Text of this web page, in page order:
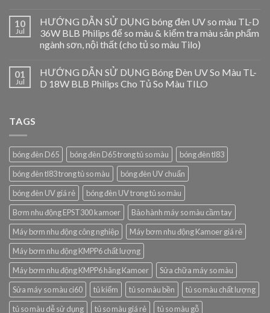
10
Jul
HƯỚNG DẪN SỬ DỤNG bóng đèn UV so màu TL-D
36W BLB Philips để so màu & kiểm tra màu sản phẩm
ngành sơn, nội thất (cho tủ so màu Tilo)
01
Jul
HƯỚNG DẪN SỬ DỤNG Bóng Đèn UV So Màu TL-
D 18W BLB Philips Cho Tủ So Màu TILO
TAGS
bóng đèn D65 bóng đèn D65 trong tủ so màu
bóng đèn tl83
bóng đèn tl83 trong tủ so màu
bóng đèn UV chuẩn
bóng đèn UV giá rẻ
bóng đèn UV trong tủ so màu
Bơm nhu động EPST300 kamoer
Bảo hành máy so màu cầm tay
Máy bơm nhu động công nghiệp
Máy bơm nhu động Kamoer giá rẻ
Máy bơm nhu động KMPP6 chất lượng
Máy bơm nhu động KMPP6 hãng Kamoer
Sửa chữa máy so màu
Sửa máy so màu ci60
tủ kiểm tủ so màu bền
tủ so màu chất lượng
tủ so màu dễ sử dụng
tủ so màu giá rẻ tủ so màu gỗ